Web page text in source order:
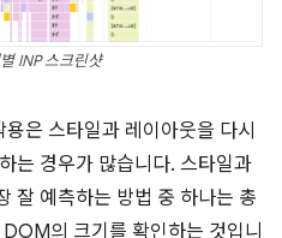
INP 스크린샷
은 스타일과 레이아웃을 다시
는 경우가 많습니다. 스타일과
잘 예측하는 방법 중 하나는 총
의 크기를 확인하는 것입니